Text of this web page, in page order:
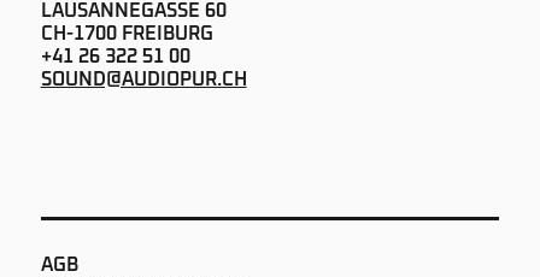
LAUSANNEGASSE 60
CH-1700 FREIBURG
+41 26 322 51 00
SOUND@AUDIOPUR.CH
AGB